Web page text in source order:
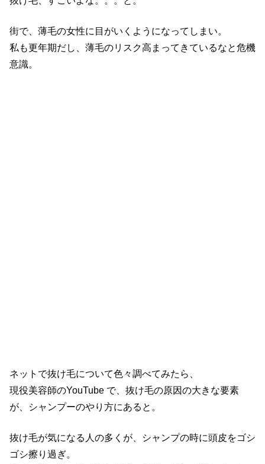
街で、薄毛の女性に目がいくようになってしまい。
私も更年期だし、薄毛のリスク高まってきているなと危機
意識。
ネットで抜け毛について色々調べてみたら、
現役美容師のYouTube で、抜け毛の原因の大きな要素
が、シャンプーのやり方にあると。
抜け毛が気になる人の多くが、シャンプの時に頭皮をゴシ
ゴシ擦り過ぎ。